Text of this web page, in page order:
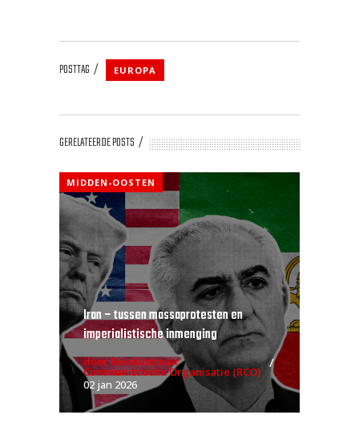
POSTTAG EUROPA
GERELATEERDE POSTS
MIDDEN-OOSTEN
Iran – tussen massaprotesten en
imperialistische inmenging
door Revolutionair
Communistische Organisatie (RCO)
02 jan 2026